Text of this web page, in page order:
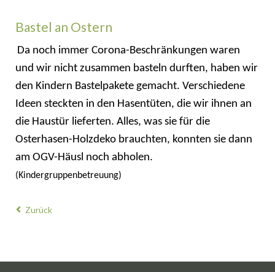
Bastel an Ostern
Da noch immer Corona-Beschränkungen waren
und wir nicht zusammen basteln durften, haben wir
den Kindern Bastelpakete gemacht. Verschiedene
Ideen steckten in den Hasentüten, die wir ihnen an
die Haustür lieferten. Alles, was sie für die
Osterhasen-Holzdeko brauchten, konnten sie dann
am OGV-Häusl noch abholen.
(Kindergruppenbetreuung)
Zurück